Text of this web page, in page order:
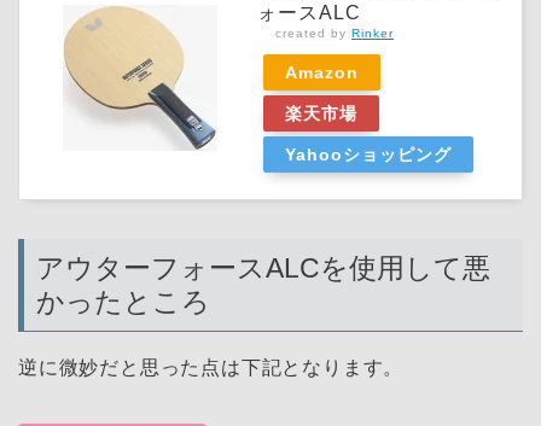
ォースALC
created by Rinker
Amazon
楽天市場
Yahooショッピング
アウターフォースALCを使用して悪
かったところ
逆に微妙だと思った点は下記となります。